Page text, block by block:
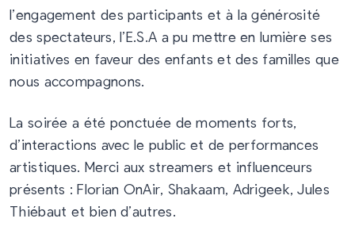
l’engagement des participants et à la générosité
des spectateurs, l’E.S.A a pu mettre en lumière ses
initiatives en faveur des enfants et des familles que
nous accompagnons.
La soirée a été ponctuée de moments forts,
d’interactions avec le public et de performances
artistiques. Merci aux streamers et influenceurs
présents : Florian OnAir, Shakaam, Adrigeek, Jules
Thiébaut et bien d’autres.